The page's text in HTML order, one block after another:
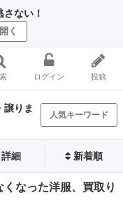
ない！
く
ログイン 投稿
譲りま
人気キーワード
詳細 新着順
くなった洋服、買取り